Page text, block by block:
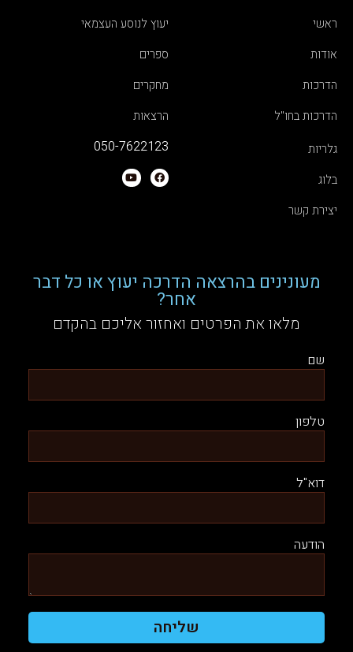
ראשי
אודות
הדרכות
הדרכות בחו"ל
יעוץ לנוסע העצמאי
ספרים
מחקרים
הרצאות
גלריות
בלוג
יצירת קשר
050-7622123
מעונינים בהרצאה הדרכה יעוץ או כל דבר
אחר?
מלאו את הפרטים ואחזור אליכם בהקדם
שם
טלפון
דוא"ל
הודעה
שליחה